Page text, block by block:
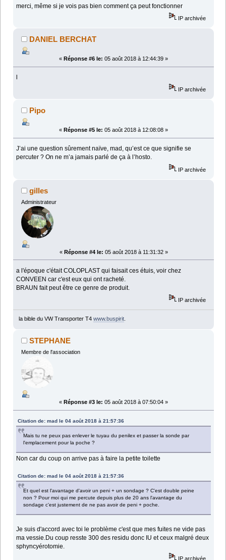
merci, même si je vois pas bien comment ça peut fonctionner
IP archivée
DANIEL BERCHAT
« Réponse #6 le: 05 août 2018 à 12:44:39 »
IP archivée
Pipo
« Réponse #5 le: 05 août 2018 à 12:08:08 »
J’ai une question sûrement naïve, mad, qu’est ce que signifie se
percuter ? On ne m’a jamais parlé de ça à l’hosto.
IP archivée
gilles
Administrateur
« Réponse #4 le: 05 août 2018 à 11:31:32 »
a l'époque c'était COLOPLAST qui faisait ces étuis, voir chez
CONVEEN car c'est eux qui ont racheté.
BRAUN fait peut être ce genre de produit.
IP archivée
la bible du VW Transporter T4 www.buspirit.
STEPHANE
Membre de l'association
« Réponse #3 le: 05 août 2018 à 07:50:04 »
Citation de: mad le 04 août 2018 à 21:57:36
Mais tu ne peux pas enlever le tuyau du penilex et passer la sonde par
l'emplacement pour la poche ?
Non car du coup on arrive pas à faire la petite toilette
Citation de: mad le 04 août 2018 à 21:57:36
Et quel est l'avantage d'avoir un peni + un sondage ? C'est double peine
non ? Pour moi qui me percute depuis plus de 20 ans l'avantage du
sondage c'est justement de ne pas avoir de peni + poche.
Je suis d'accord avec toi le problème c'est que mes fuites ne vide pas
ma vessie.Du coup resste 300 des residu donc IU et ceux malgré deux
sphyncyérotomie.
IP archivée